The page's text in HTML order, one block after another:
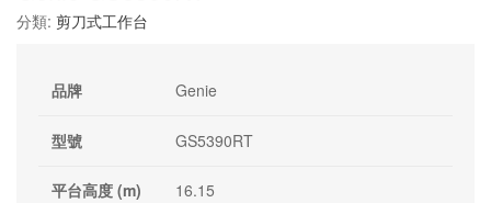
分類: 剪刀式工作台
品牌 Genie
型號 GS5390RT
平台高度 (m) 16.15